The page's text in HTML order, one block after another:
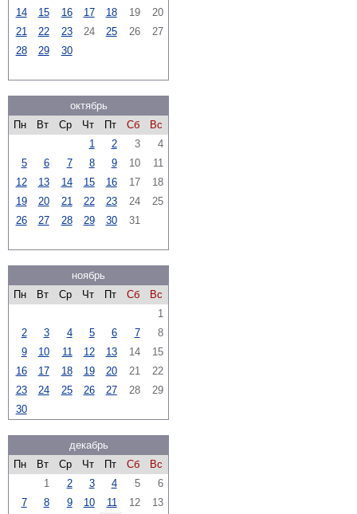
14
15 16 17 18 19
20
21
22 23 24 25 26
27
28
29 30
октябрь
Пн
Вт Ср Чт Пт Сб
Вс
1
2 3
4
5
6 7 8 9 10
11
12
13 14 15 16 17
18
19
20 21 22 23 24
25
26
27 28 29 30 31
ноябрь
Пн
Вт Ср Чт Пт Сб
Вс
1
2
3 4 5 6 7
8
9
10 11 12 13 14
15
16
17 18 19 20 21
22
23
24 25 26 27 28
29
30
декабрь
Пн
Вт Ср Чт Пт Сб
Вс
1
2 3 4 5
6
7
8 9 10 11 12
13